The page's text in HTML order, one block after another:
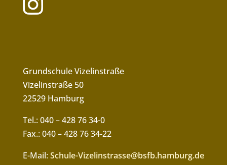
Grundschule Vizelinstraße
Vizelinstraße 50
22529 Hamburg
Tel.: 040 – 428 76 34-0
Fax.: 040 – 428 76 34-22
E-Mail:Schule-Vizelinstrasse@bsfb.hamburg.de